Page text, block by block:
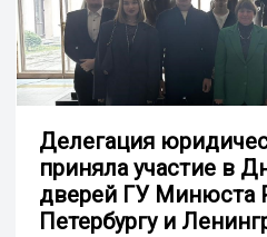
Делегация
приняла участие в
дверей ГУ Минюста
Петербургу и